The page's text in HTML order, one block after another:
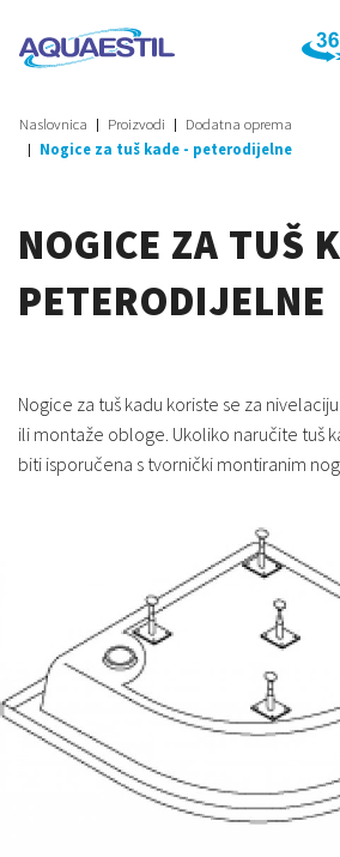
Naslovnica Proizvodi
Dodatna oprema
Nogice za tuš kade - peterodijelne
NOGICE ZA TUŠ
PETERODIJELNE
Nogice za tuš kadu koriste se za
ili montaže obloge. Ukoliko naručite tuš
biti isporučena s tvornički montiranim